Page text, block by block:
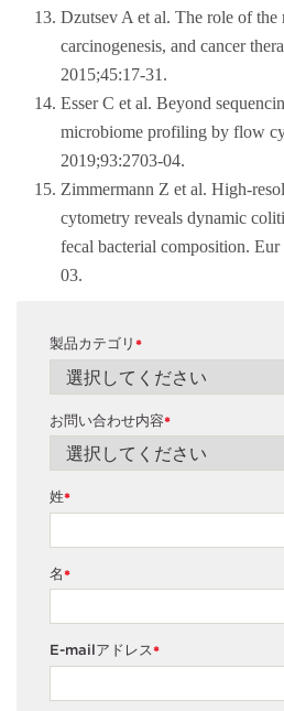
Dzutsev A et al. The role of
carcinogenesis, and cancer
2015;45:17-31.
Esser C et al. Beyond
microbiome profiling by flow
2019;93:2703-04.
Zimmermann Z et al. High-
cytometry reveals dynamic
fecal bacterial composition.
03.
*
製品カテゴリ
*
お問い合わせ内容
*
姓
*
名
*
E-mailアドレス